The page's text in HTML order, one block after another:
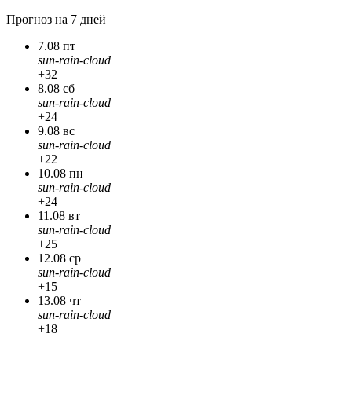
Прогноз на 7 дней
7.08 пт
sun-rain-cloud
+32
8.08 сб
sun-rain-cloud
+24
9.08 вс
sun-rain-cloud
+22
10.08 пн
sun-rain-cloud
+24
11.08 вт
sun-rain-cloud
+25
12.08 ср
sun-rain-cloud
+15
13.08 чт
sun-rain-cloud
+18